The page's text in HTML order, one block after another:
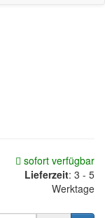
sofort verfügbar
Lieferzeit: 3 - 5
Werktage